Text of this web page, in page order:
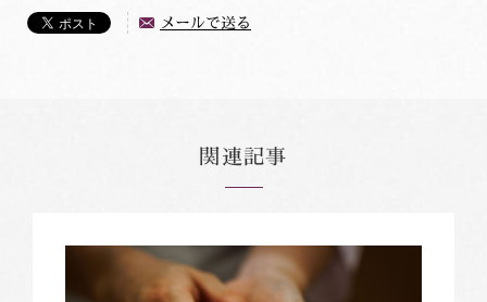
メールで送る
関連記事